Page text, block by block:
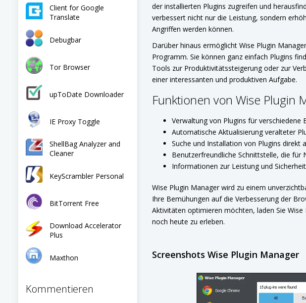
Client for Google
Translate
Debugbar
Tor Browser
upToDate Downloader
IE Proxy Toggle
ShellBag Analyzer and
Cleaner
KeyScrambler Personal
BitTorrent Free
Download Accelerator
Plus
Maxthon
Kommentieren
der installierten Plugins zugreifen und
verbessert nicht nur die Leistung, sondern
Angriffen werden können.
Darüber hinaus ermöglicht Wise Plugin
Programm. Sie können ganz einfach Plugins
Tools zur Produktivitätssteigerung oder zur
einer interessanten und produktiven Aufgabe.
Funktionen von Wise Plugin
Verwaltung von Plugins für verschiedene
Automatische Aktualisierung veralteter
Suche und Installation von Plugins direkt
Benutzerfreundliche Schnittstelle, die für
Informationen zur Leistung und
Wise Plugin Manager wird zu einem
Ihre Bemühungen auf die Verbesserung der
Aktivitäten optimieren möchten, laden Sie
noch heute zu erleben.
Screenshots Wise Plugin Manager